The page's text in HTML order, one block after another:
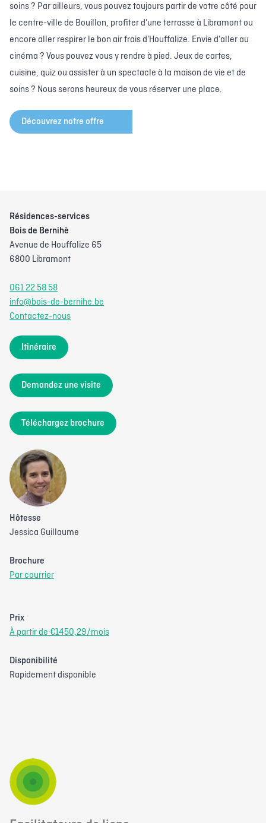
soins ? Par ailleurs, vous pouvez toujours partir de votre côté pour
le centre-ville de Bouillon, profiter d’une terrasse à Libramont ou
encore aller respirer le bon air frais d’Houffalize. Envie d’aller au
cinéma ? Vous pouvez vous y rendre à pied. Jeux de cartes,
cuisine, quiz ou assister à un spectacle à la maison de vie et de
soins ? Nous serons heureux de vous réserver une place.
Découvrez notre offre
Résidences-services
Bois de Bernihè
Avenue de Houffalize 65
6800 Libramont
061 22 58 58
info@bois-de-bernihe.be
Contactez-nous
Itinéraire
Demandez une visite
Téléchargez brochure
Hôtesse
Jessica Guillaume
Brochure
Par courrier
Prix
À partir de €1450,29/mois
Disponibilité
Rapidement disponible